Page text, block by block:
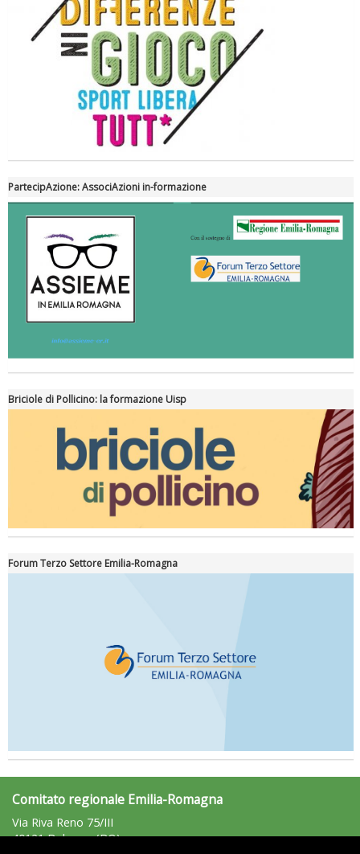
Tiziano Pesce nel Cda di Fondazione Terzjus: prima riunione a
PartecipAzione: AssociAzioni in-formazione
Briciole di Pollicino: la formazione Uisp
Forum Terzo Settore Emilia-Romagna
Comitato regionale Emilia-Romagna
Via Riva Reno 75/III
40121 Bologna (BO)